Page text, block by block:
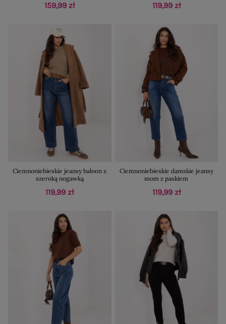
159,99 zł 119,99 zł
Ciemnoniebieskie jeansy baloon z
szeroką nogawką
119,99 zł
Ciemnoniebieskie damskie jeansy
mom z paskiem
119,99 zł